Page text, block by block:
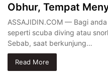
Obhur, Tempat
ASSAJIDIN.COM — Bagi
seperti scuba diving atau
Sebab, saat berkunjung…
Read More